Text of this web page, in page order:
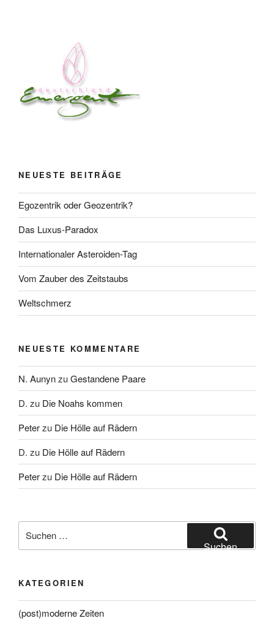
NEUESTE BEITRÄGE
Egozentrik oder Geozentrik?
Das Luxus-Paradox
Internationaler Asteroiden-Tag
Vom Zauber des Zeitstaubs
Weltschmerz
NEUESTE KOMMENTARE
N. AunynzuGestandene Paare
D. zu Die Noahs kommen
Peterzu Die Hölle auf Rädern
D. zu Die Hölle auf Rädern
Peterzu Die Hölle auf Rädern
nach:
Suchen
KATEGORIEN
(post)moderne Zeiten